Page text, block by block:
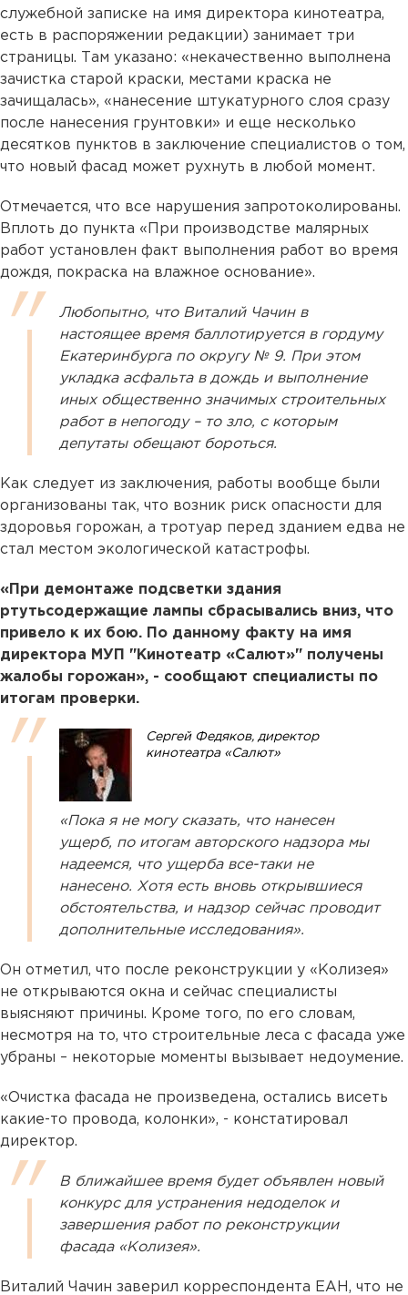
служебной записке на имя директора кинотеатра,
есть в распоряжении редакции) занимает три
страницы. Там указано: «некачественно выполнена
зачистка старой краски, местами краска не
зачищалась», «нанесение штукатурного слоя сразу
после нанесения грунтовки» и еще несколько
десятков пунктов в заключение специалистов о том,
что новый фасад может рухнуть в любой момент.
Отмечается, что все нарушения запротоколированы.
Вплоть до пункта «При производстве малярных
работ установлен факт выполнения работ во время
дождя, покраска на влажное основание».
Любопытно, что Виталий Чачин в
настоящее время баллотируется в гордуму
Екатеринбурга по округу № 9. При этом
укладка асфальта в дождь и выполнение
иных общественно значимых строительных
работ в непогоду – то зло, с которым
депутаты обещают бороться.
Как следует из заключения, работы вообще были
организованы так, что возник риск опасности для
здоровья горожан, а тротуар перед зданием едва не
стал местом экологической катастрофы.
«При демонтаже подсветки здания
ртутьсодержащие лампы сбрасывались вниз, что
привело к их бою. По данному факту на имя
директора МУП "Кинотеатр «Салют»" получены
жалобы горожан», - сообщают специалисты по
итогам проверки.
Сергей Федяков, директор
кинотеатра «Салют»
«Пока я не могу сказать, что нанесен
ущерб, по итогам авторского надзора мы
надеемся, что ущерба все-таки не
нанесено. Хотя есть вновь открывшиеся
обстоятельства, и надзор сейчас проводит
дополнительные исследования».
Он отметил, что после реконструкции у «Колизея»
не открываются окна и сейчас специалисты
выясняют причины. Кроме того, по его словам,
несмотря на то, что строительные леса с фасада уже
убраны – некоторые моменты вызывает недоумение.
«Очистка фасада не произведена, остались висеть
какие-то провода, колонки», - констатировал
директор.
В ближайшее время будет объявлен новый
конкурс для устранения недоделок и
завершения работ по реконструкции
фасада «Колизея».
Виталий Чачин заверил корреспондента ЕАН, что не